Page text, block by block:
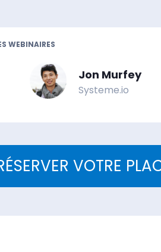
WEBINAIRES
Jon Murfey
Systeme.io
VOTRE